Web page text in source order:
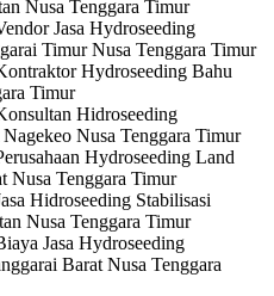
Nusa Tenggara Timur
Jasa Hydroseeding
Timur Nusa Tenggara Timur
Hydroseeding Bahu
Timur
Hidroseeding
Nusa Tenggara Timur
Hydroseeding Land
Nusa Tenggara Timur
Hidroseeding Stabilisasi
Nusa Tenggara Timur
Jasa Hydroseeding
Barat Nusa Tenggara